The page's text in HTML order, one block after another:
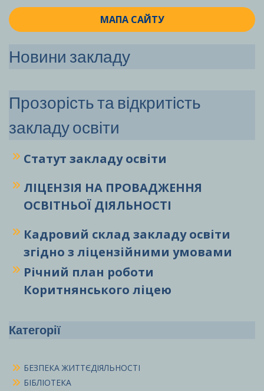
МАПА САЙТУ
Новини закладу
Прозорість та відкритість
закладу освіти
Статут закладу освіти
ЛІЦЕНЗІЯ НА ПРОВАДЖЕННЯ
ОСВІТНЬОЇ ДІЯЛЬНОСТІ
Кадровий склад закладу освіти
згідно з ліцензійними умовами
Річний план роботи
Коритнянського ліцею
Категорії
БЕЗПЕКА ЖИТТЄДІЯЛЬНОСТІ
БІБЛІОТЕКА